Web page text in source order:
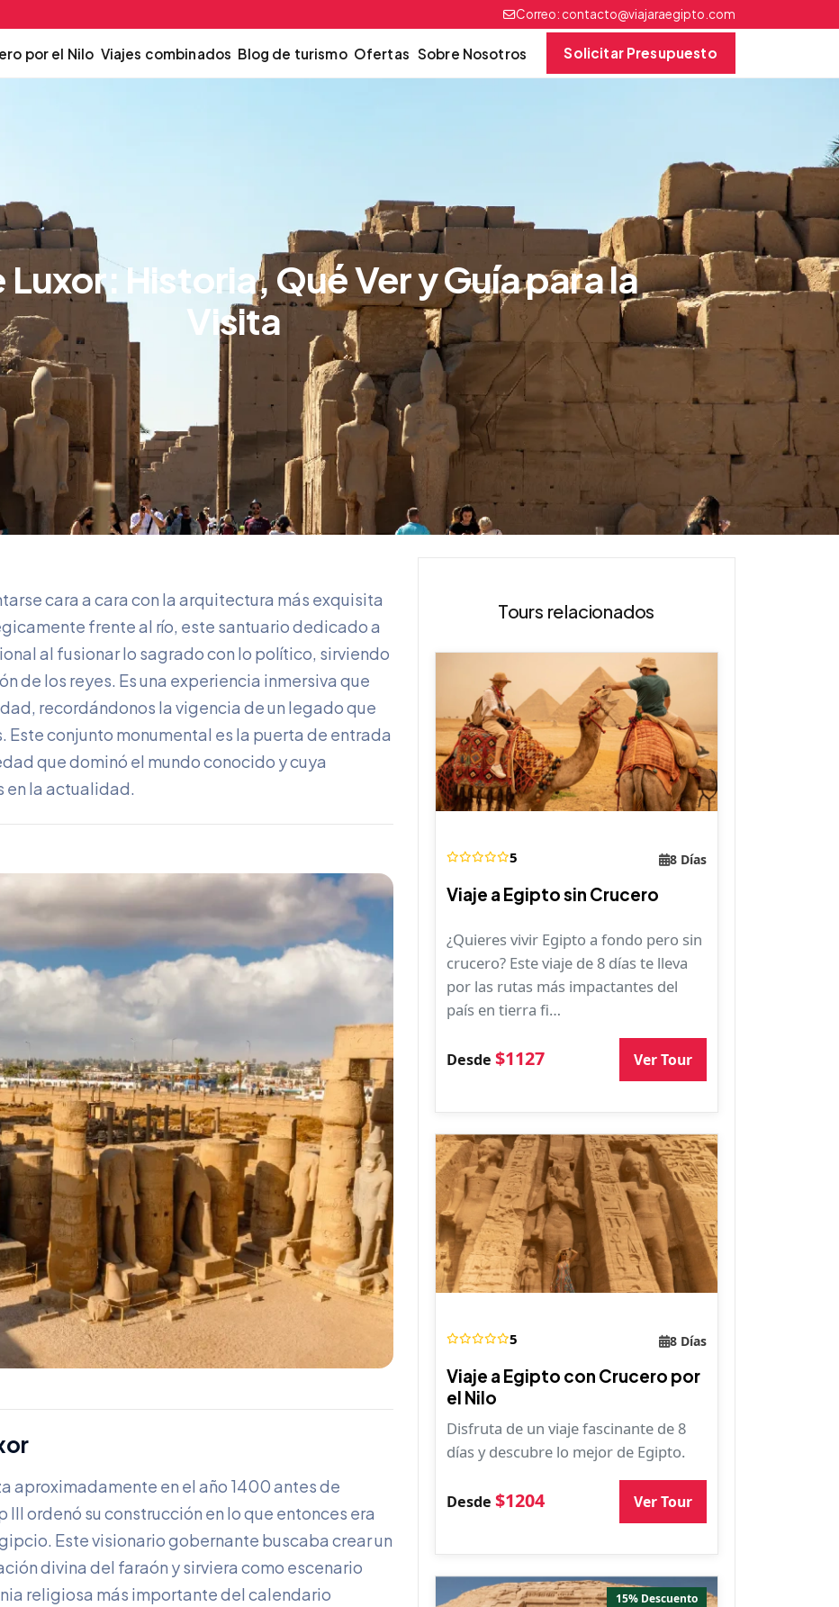
Correo: contacto@viajaraegipto.com
por el Nilo Viajes combinados Blog de turismo Ofertas Sobre Nosotros Solicitar Presupuesto
Historia, Qué Ver y Guía para la
Visita
cara a cara con la arquitectura más exquisita
frente al río, este santuario dedicado a
al fusionar lo sagrado con lo político, sirviendo
de los reyes. Es una experiencia inmersiva que
recordándonos la vigencia de un legado que
Este conjunto monumental es la puerta de entrada
que dominó el mundo conocido y cuya
en la actualidad.
aproximadamente en el año 1400 antes de
ordenó su construcción en lo que entonces era
Este visionario gobernante buscaba crear un
divina del faraón y sirviera como escenario
religiosa más importante del calendario
Tours relacionados
5 8 Días
Viaje a Egipto sin Crucero
¿Quieres vivir Egipto a fondo pero sin
crucero? Este viaje de 8 días te lleva
por las rutas más impactantes del
país en tierra fi…
Desde $1127 Ver Tour
5 8 Días
Viaje a Egipto con Crucero por
el Nilo
Disfruta de un viaje fascinante de 8
días y descubre lo mejor de Egipto.
Desde $1204 Ver Tour
15% Descuento